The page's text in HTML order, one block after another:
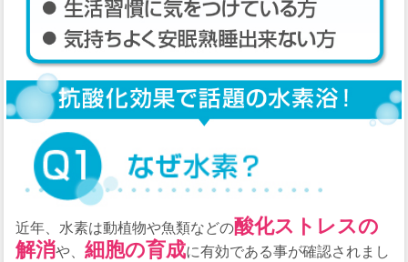
近年、水素は動植物や魚類などの酸化ストレスの
解消や、 細胞の育成に有効である事が確認されまし